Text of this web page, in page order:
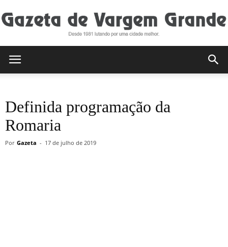
de
Definida programação da
Romaria
Por Gazeta - 17 de julho de 2019